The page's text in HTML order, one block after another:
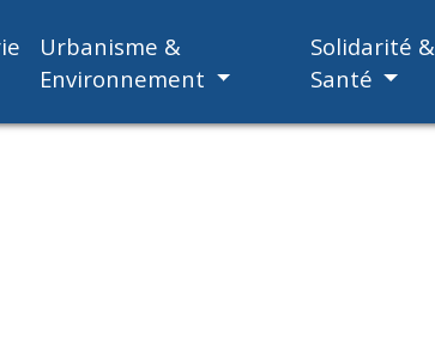
Urbanisme &
Environnement
Solidarité &
Santé